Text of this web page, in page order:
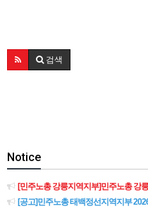
검색
Notice
[민주노총 강릉지역지부]민주노총 강
[공고]민주노총 태백정선지역지부